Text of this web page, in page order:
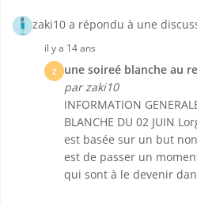
zaki10 a répondu à une
il y a 14 ans
Z
une soireé blanche au
par zaki10
INFORMATION
BLANCHE DU 02 JUIN
est basée sur un but
est de passer un
qui sont à le devenir